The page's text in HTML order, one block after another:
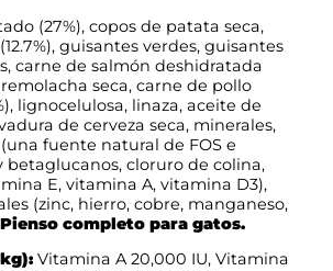
(27%), copos de patata seca,
guisantes verdes, guisantes
carne de salmón deshidratada
seca, carne de pollo
lignocelulosa, linaza, aceite de
de cerveza seca, minerales,
fuente natural de FOS e
betaglucanos, cloruro de colina,
E, vitamina A, vitamina D3),
(zinc, hierro, cobre, manganeso,
Pienso completo para gatos.
Vitamina A 20,000 IU, Vitamina